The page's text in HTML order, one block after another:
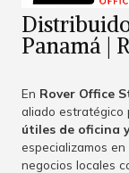
Panamá |
En Rover Office
aliado estratégico
útiles de oficina
especializamos
negocios locales